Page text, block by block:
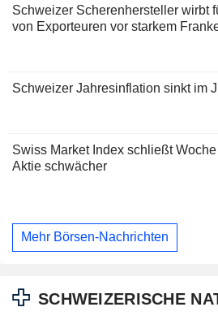
Schweizer Scherenhersteller wirbt
von Exporteuren vor starkem
Schweizer Jahresinflation sinkt im
Swiss Market Index schließt
Aktie schwächer
Mehr Börsen-Nachrichten
SCHWEIZERISCHE